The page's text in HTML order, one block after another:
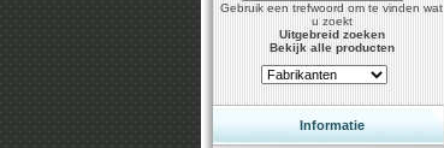
Gebruik een trefwoord om te vinden wat
u zoekt
Uitgebreid zoeken
Bekijk alle producten
Informatie